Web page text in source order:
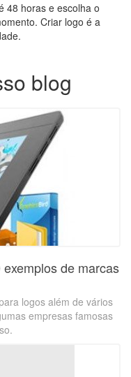
48 horas e escolha o
Criar logo é a
blog
de marcas
logos além de vários
empresas famosas